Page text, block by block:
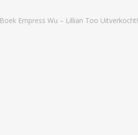
Boek Empress Wu – Lillian Too Uitverkocht!